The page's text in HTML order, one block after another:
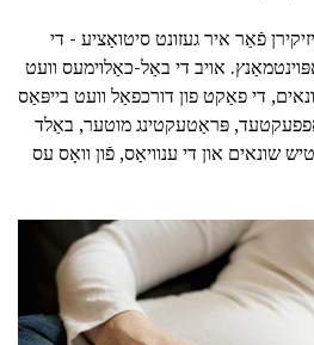
פֿאַר איר געזונט סיטואַציע - די
אויב די באַל-כאַלוימעס וועט
די פאַקט פון דורכפאַל וועט בייפּאַס
אַפפעקטעד, פּראַטעקטינג מוטער, באַלד
שונאים און די ענוויאַס, פֿון וואָס עס